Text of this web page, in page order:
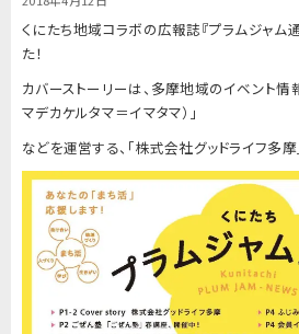
くにたち地域コラボの広報誌『プラムジャム
た！
カバーストーリーは、多摩地域のイベント情
マデカケルタマ＝イマタマ）」
などを運営する、「株式会社グッドライフ多摩